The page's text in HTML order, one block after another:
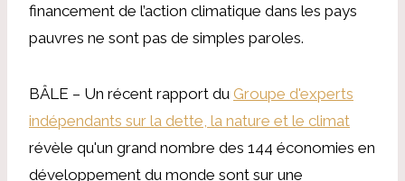
financement de l’action climatique dans les pays
pauvres ne sont pas de simples paroles.
BÂLE – Un récent rapport du Groupe d'experts
indépendants sur la dette, la nature et le climat
révèle qu'un grand nombre des 144 économies en
développement du monde sont sur une